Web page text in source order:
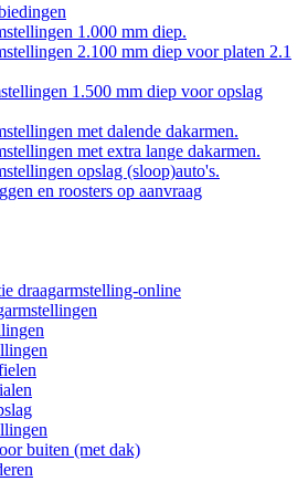
1.000 mm diep.
2.100 mm diep voor platen 2.1
1.500 mm diep voor opslag
met dalende dakarmen.
met extra lange dakarmen.
opslag (sloop)auto's.
en roosters op aanvraag
draagarmstelling-online
buiten (met dak)